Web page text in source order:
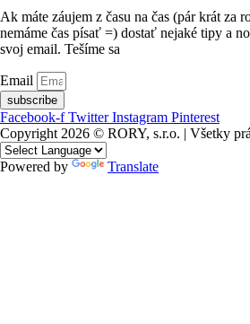
Ak máte záujem z času na čas (pár krát za
nemáme čas písať =) dostať nejaké tipy a
svoj email. Tešíme sa
Email
subscribe
Facebook-f Twitter Instagram Pinterest
Copyright 2026 © RORY, s.r.o. | Všetky
Powered by Translate